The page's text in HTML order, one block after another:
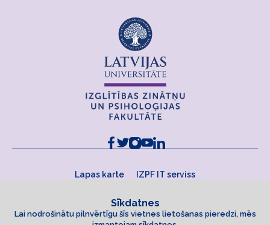
Lapas karte IZPF IT serviss
Sīkdatnes
Lai nodrošinātu pilnvērtīgu šīs vietnes lietošanas pieredzi, mēs